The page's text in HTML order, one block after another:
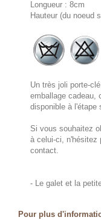
Longueur : 8cm
Hauteur (du noeud
Un très joli porte-
emballage cadeau,
disponible à l'étape
Si vous souhaitez
à celui-ci, n'hésitez
contact.
- Le galet et la
Pour plus